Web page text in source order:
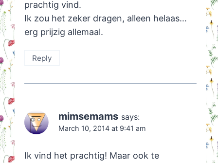
prachtig vind.
Ik zou het zeker dragen, alleen helaas…
erg prijzig allemaal.
Reply
mimsemams says:
March 10, 2014 at 9:41 am
Ik vind het prachtig! Maar ook te